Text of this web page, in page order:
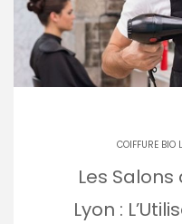
COIFFURE BIO
Les
Lyon :